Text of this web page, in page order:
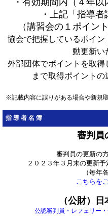
・有効期間内（４年
・上記「指導
（講習会の１ポイン
協会で把握しているポイ
動更新い
外部団体でポイントを取
まで取得ポイントの
※記載内容に誤りがある場合や新規
指導者名簿
審判員
審判員の更新の
２０２３年３月末の更新予
（毎年
こちらを
（公財）
公認審判員・レフェリー